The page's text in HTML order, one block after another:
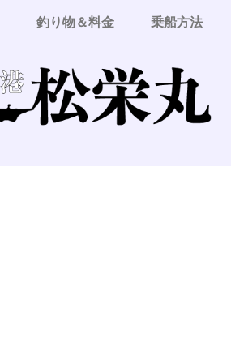
釣り物＆料金 乗船方法